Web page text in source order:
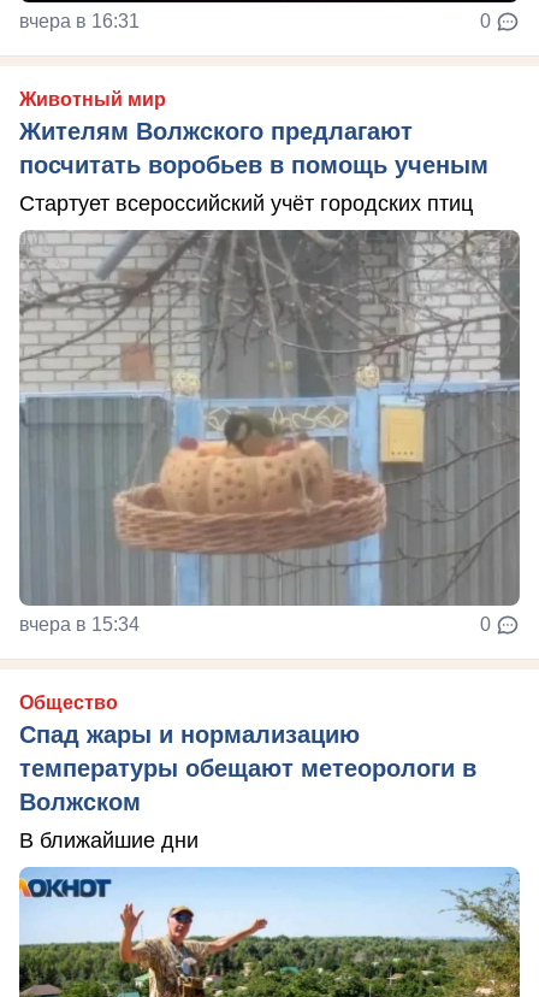
вчера в 16:31 0
Животный мир
Жителям Волжского предлагают
посчитать воробьев в помощь ученым
Стартует всероссийский учёт городских птиц
вчера в 15:34 0
Общество
Спад жары и нормализацию
температуры обещают метеорологи в
Волжском
В ближайшие дни